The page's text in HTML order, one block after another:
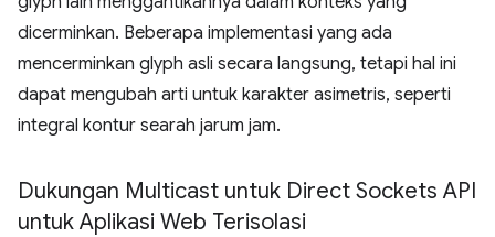
dicerminkan. Beberapa implementasi yang ada
mencerminkan glyph asli secara langsung, tetapi hal ini
dapat mengubah arti untuk karakter asimetris, seperti
integral kontur searah jarum jam.
Dukungan Multicast untuk Direct Sockets API
untuk Aplikasi Web Terisolasi